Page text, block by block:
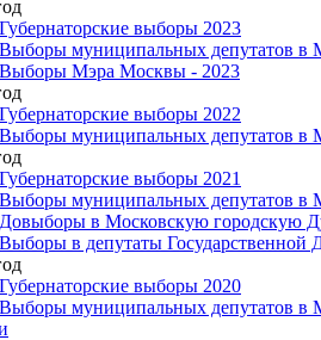
Губернаторские выборы 2023
Выборы муниципальных депутатов в
Выборы Мэра Москвы - 2023
Губернаторские выборы 2022
Выборы муниципальных депутатов в
Губернаторские выборы 2021
Выборы муниципальных депутатов в
Довыборы в Московскую городскую
Выборы в депутаты
Губернаторские выборы 2020
Выборы муниципальных депутатов в